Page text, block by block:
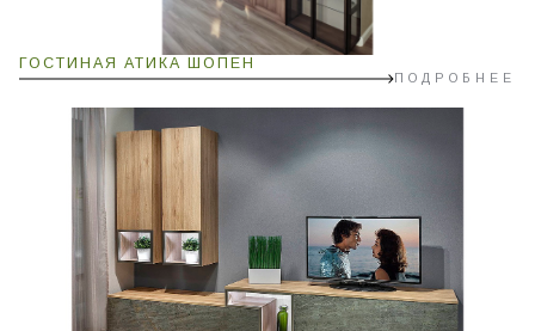
ГОСТИНАЯ АТИКА ШОПЕН
ПОДРОБНЕЕ